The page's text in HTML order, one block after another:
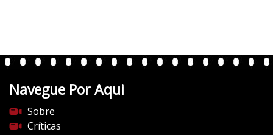
n
e
s
d
Navegue Por Aqui
Sobre
Críticas